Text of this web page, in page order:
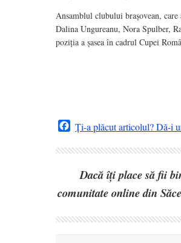
Ansamblul clubului brașovean,
Dalina Ungureanu, Nora Spulber,
poziția a șasea în cadrul Cupei
Facebook
Ți-a plăcut articolul? Dă-i
Dacă îți place să fii
comunitate online din